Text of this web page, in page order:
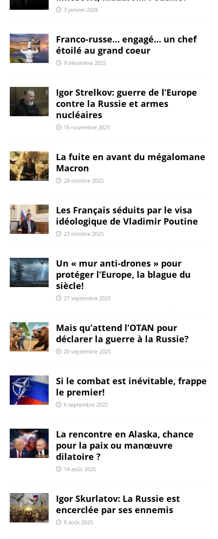
3 janvier 2026
Franco-russe… engagé… un chef
étoilé au grand coeur
9 décembre 2025
Igor Strelkov: guerre de l’Europe
contre la Russie et armes
nucléaires
16 novembre 2025
La fuite en avant du mégalomane
Macron
28 octobre 2025
Les Français séduits par le visa
idéologique de Vladimir Poutine
23 octobre 2025
Un « mur anti-drones » pour
protéger l’Europe, la blague du
siècle!
27 septembre 2025
Mais qu’attend l’OTAN pour
déclarer la guerre à la Russie?
20 septembre 2025
Si le combat est inévitable, frappe
le premier!
6 septembre 2025
La rencontre en Alaska, chance
pour la paix ou manœuvre
dilatoire ?
14 août 2025
Igor Skurlatov: La Russie est
encerclée par ses ennemis
8 août 2025